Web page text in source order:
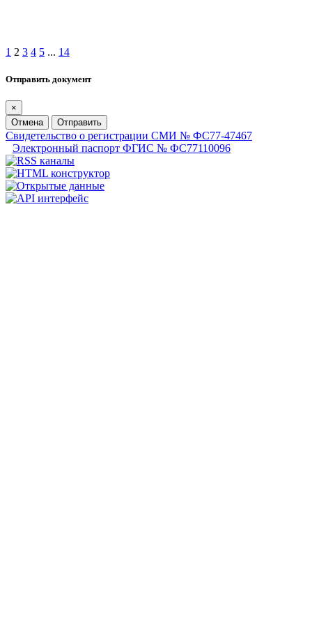
1 2 3 4 5 ... 14
Отправить документ
×
Отмена
Отправить
Свидетельство о регистрации СМИ № ФС77-47467
Электронный паспорт ФГИС № ФС77110096